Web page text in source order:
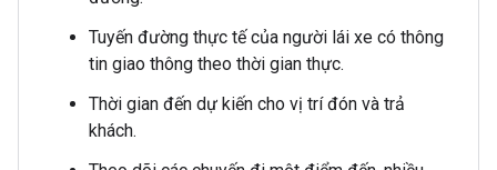
Tuyến đường thực tế của người lái xe có thông
tin giao thông theo thời gian thực.
Thời gian đến dự kiến cho vị trí đón và trả
khách.